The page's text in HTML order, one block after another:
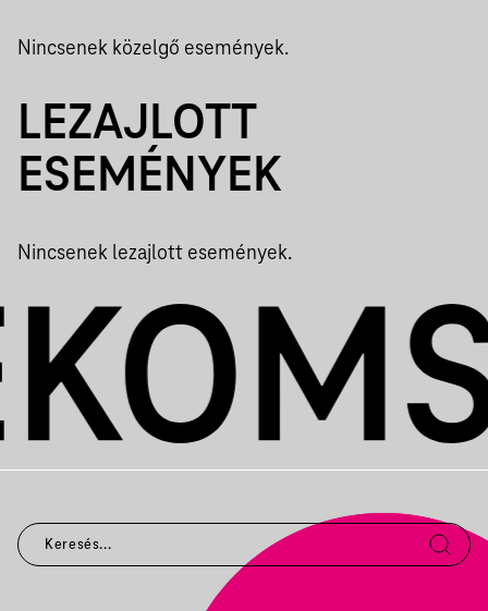
Nincsenek közelgő események.
LEZAJLOTT
ESEMÉNYEK
Nincsenek lezajlott események.